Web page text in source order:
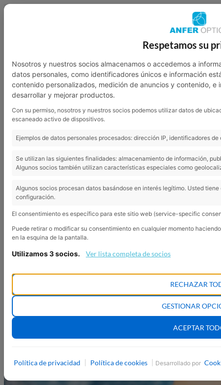
Consejos básicos para proteger los ojos durante el verano
Respetamos su
Nosotros y nuestros socios almacenamos o accedemos a
datos personales, como identificadores únicos e información
contenido personalizados, medición de anuncios y contenido, e
desarrollar y mejorar productos.
Con su permiso, nosotros y nuestros socios podemos utilizar datos de
escaneado activo de dispositivos.
Ejemplos de datos personales procesados: dirección IP, identificadores
Se utilizan las siguientes finalidades: almacenamiento de información,
Algunos socios también utilizan características especiales como
Algunos socios procesan datos basándose en interés legítimo. Usted
configuración.
El consentimiento es específico para este sitio web (service-specific
Puede retirar o modificar su consentimiento en cualquier momento
en la esquina de la pantalla.
Utilizamos 3 socios. Ver lista completa de socios
RECHAZAR
GESTIONAR
ACEPTAR
Política de privacidad Política de cookies Desarrollado por